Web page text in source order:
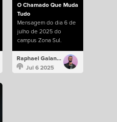
O Chamado Que Muda
Tudo
Mensagem do dia 6 de
julho de 2025 do
campus Zona Sul.
Raphael Galante
Jul 6 2025